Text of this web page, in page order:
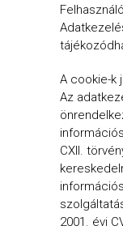
A cookie-k
Az
CXII.
2001. évi